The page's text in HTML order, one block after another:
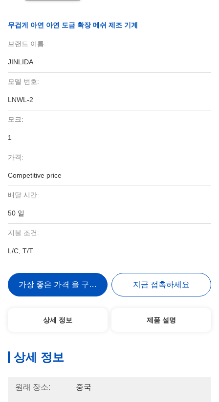
무겁게 아연 아연 도금 확장 메쉬 제조 기계
브랜드 이름:
JINLIDA
모델 번호:
LNWL-2
모크:
1
가격:
Competitive price
배달 시간:
50 일
지불 조건:
L/C, T/T
가장 좋은 가격 을 구하라 지금 접촉하세요
상세 정보 제품 설명
상세 정보
원래 장소: 중국